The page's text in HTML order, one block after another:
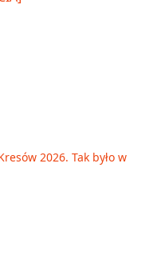
2026. Tak było w